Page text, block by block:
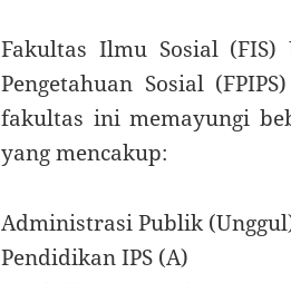
Fakultas Ilmu Sosial (FIS)
Pengetahuan Sosial
fakultas ini memayungi
yang mencakup:
Administrasi Publik
Pendidikan IPS (A)